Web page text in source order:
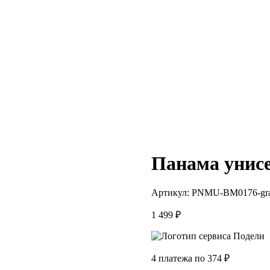
Панама
Артикул: PNMU-BM0176-
1 499 ₽
4 платежа по 374 ₽